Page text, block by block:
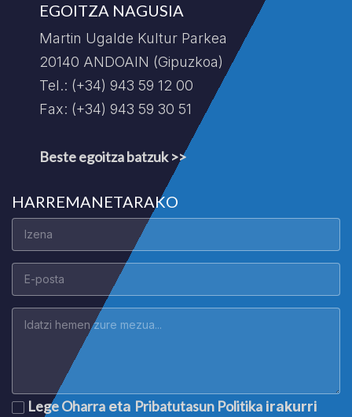
EGOITZA NAGUSIA
Martin Ugalde Kultur Parkea
20140 ANDOAIN (Gipuzkoa)
Tel.: (+34) 943 59 12 00
Fax: (+34) 943 59 30 51
Beste egoitza batzuk >>
HARREMANETARAKO
Lege Oharra eta Pribatutasun Politika irakurri